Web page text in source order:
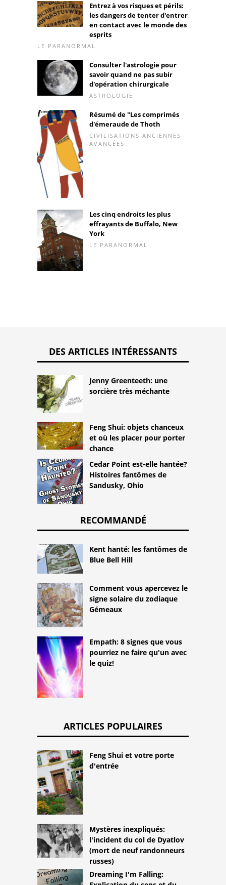
Entrez à vos risques et périls:
les dangers de tenter d'entrer
en contact avec le monde des
esprits
LE PARANORMAL
Consulter l'astrologie pour
savoir quand ne pas subir
d'opération chirurgicale
ASTROLOGIE
Résumé de "Les comprimés
d'émeraude de Thoth
CIVILISATIONS ANCIENNES
AVANCÉES
Les cinq endroits les plus
effrayants de Buffalo, New
York
LE PARANORMAL
DES ARTICLES INTÉRESSANTS
Jenny Greenteeth: une
sorcière très méchante
Feng Shui: objets chanceux
et où les placer pour porter
chance
Cedar Point est-elle hantée?
Histoires fantômes de
Sandusky, Ohio
RECOMMANDÉ
Kent hanté: les fantômes de
Blue Bell Hill
Comment vous apercevez le
signe solaire du zodiaque
Gémeaux
Empath: 8 signes que vous
pourriez ne faire qu'un avec
le quiz!
ARTICLES POPULAIRES
Feng Shui et votre porte
d'entrée
Mystères inexpliqués:
l'incident du col de Dyatlov
(mort de neuf randonneurs
russes)
Dreaming I'm Falling: